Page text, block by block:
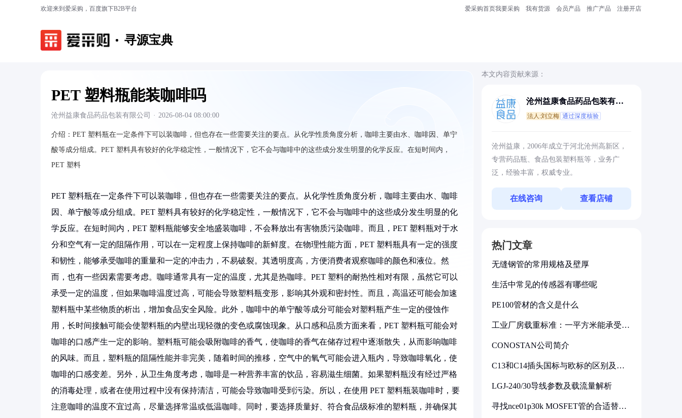
欢迎来到爱采购，百度旗下B2B平台 爱采购首页我要采购 我有货源 会员产品 推广产品 注册开店
寻源宝典
PET 塑料瓶能装咖啡吗
沧州益康食品药品包装有限公司 · 2026-08-04 08:00:00
介绍： PET 塑料瓶在一定条件下可以装咖啡，但也存在一些需要关注的要点。从化学性质角度分析，咖啡主要由水、咖啡因、单宁
酸等成分组成。PET 塑料具有较好的化学稳定性，一般情况下，它不会与咖啡中的这些成分发生明显的化学反应。在短时间内，
PET 塑料
PET 塑料瓶在一定条件下可以装咖啡，但也存在一些需要关注的要点。从化学性质角度分析，咖啡主要由水、咖啡
因、单宁酸等成分组成。PET 塑料具有较好的化学稳定性，一般情况下，它不会与咖啡中的这些成分发生明显的化
学反应。在短时间内，PET 塑料瓶能够安全地盛装咖啡，不会释放出有害物质污染咖啡。而且，PET 塑料瓶对于水
分和空气有一定的阻隔作用，可以在一定程度上保持咖啡的新鲜度。在物理性能方面，PET 塑料瓶具有一定的强度
和韧性，能够承受咖啡的重量和一定的冲击力，不易破裂。其透明度高，方便消费者观察咖啡的颜色和液位。然
而，也有一些因素需要考虑。咖啡通常具有一定的温度，尤其是热咖啡。PET 塑料的耐热性相对有限，虽然它可以
承受一定的温度，但如果咖啡温度过高，可能会导致塑料瓶变形，影响其外观和密封性。而且，高温还可能会加速
塑料瓶中某些物质的析出，增加食品安全风险。此外，咖啡中的单宁酸等成分可能会对塑料瓶产生一定的侵蚀作
用，长时间接触可能会使塑料瓶的内壁出现轻微的变色或腐蚀现象。从口感和品质方面来看，PET 塑料瓶可能会对
咖啡的口感产生一定的影响。塑料瓶可能会吸附咖啡的香气，使咖啡的香气在储存过程中逐渐散失，从而影响咖啡
的风味。而且，塑料瓶的阻隔性能并非完美，随着时间的推移，空气中的氧气可能会进入瓶内，导致咖啡氧化，使
咖啡的口感变差。另外，从卫生角度考虑，咖啡是一种营养丰富的饮品，容易滋生细菌。如果塑料瓶没有经过严格
的消毒处理，或者在使用过程中没有保持清洁，可能会导致咖啡受到污染。所以，在使用 PET 塑料瓶装咖啡时，要
注意咖啡的温度不宜过高，尽量选择常温或低温咖啡。同时，要选择质量好、符合食品级标准的塑料瓶，并确保其
本文内容贡献来源：
沧州益康食品药品包装有限
法人:刘立梅 通过深度核验
沧州益康，2006年成立于河北沧州高新区，
专营药品瓶、食品包装塑料瓶等，业务广
泛，经验丰富，权威专业。
在线咨询 查看店铺
热门文章
无缝钢管的常用规格及壁厚
生活中常见的传感器有哪些呢
PE100管材的含义是什么
工业厂房载重标准：一平方米能承受多
CONOSTAN公司简介
C13和C14插头国标与欧标的区别及其
LGJ-240/30导线参数及载流量解析
寻找nce01p30k MOSFET管的合适替代